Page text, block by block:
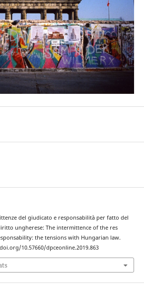
del giudicato e responsabilità per fatto del
ungherese: The intermittence of the res
the tensions with Hungarian law.
10.57660/dpceonline.2019.863